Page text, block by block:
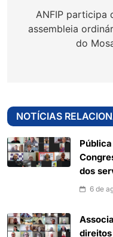
Post
ANFIP participa
assembleia
do
NOTÍCIAS
dos
6 de